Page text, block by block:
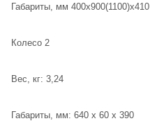
Габариты, мм 400х900(1100)х410
Колесо 2
Вес, кг: 3,24
Габариты, мм: 640 x 60 x 390